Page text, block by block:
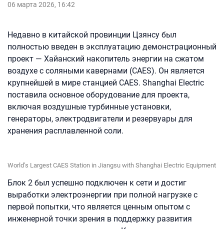
06 марта 2026, 16:42
Недавно в китайской провинции Цзянсу был
полностью введен в эксплуатацию демонстрационный
проект — Хайанский накопитель энергии на сжатом
воздухе с соляными кавернами (CAES). Он является
крупнейшей в мире станцией CAES. Shanghai Electric
поставила основное оборудование для проекта,
включая воздушные турбинные установки,
генераторы, электродвигатели и резервуары для
хранения расплавленной соли.
World’s Largest CAES Station in Jiangsu with Shanghai Electric Equipment
Блок 2 был успешно подключен к сети и достиг
выработки электроэнергии при полной нагрузке с
первой попытки, что является ценным опытом с
инженерной точки зрения в поддержку развития